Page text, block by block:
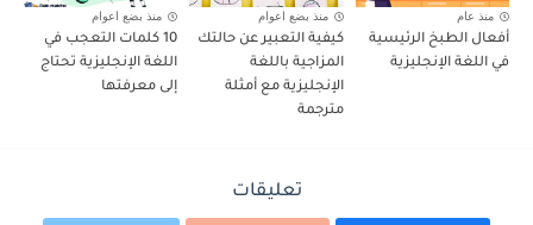
منذ عام
أفعال الطبخ الرئيسية
في اللغة الإنجليزية
منذ بضع اعوام
كيفية التعبير عن حالتك
المزاجية باللغة
الإنجليزية مع أمثلة
مترجمة
منذ بضع اعوام
10 كلمات التعجب في
اللغة الإنجليزية تحتاج
إلى معرفتها
تعليقات